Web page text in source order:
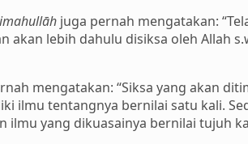
juga pernah mengatakan:
akan lebih dahulu disiksa oleh Allah
mengatakan: “Siksa yang akan
ilmu tentangnya bernilai satu kali.
ilmu yang dikuasainya bernilai tujuh